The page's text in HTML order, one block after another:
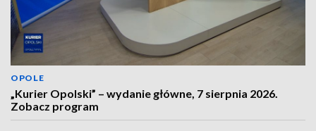
OPOLE
„Kurier Opolski” – wydanie główne, 7 sierpnia 2026.
Zobacz program